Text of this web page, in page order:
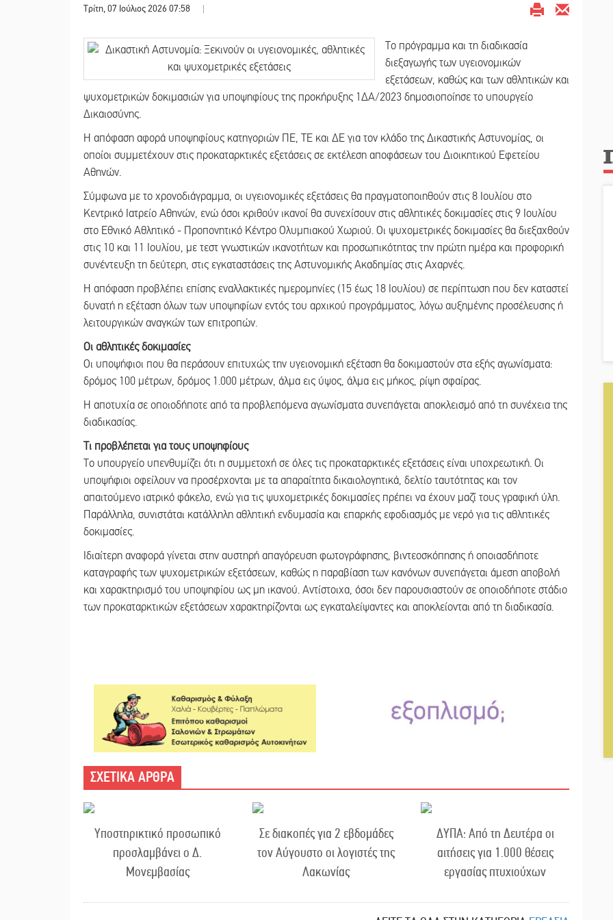
Τρίτη, 07 Ιούλιος 2026 07:58 |
Το πρόγραμμα και τη διαδικασία
διεξαγωγής των υγειονομικών
εξετάσεων, καθώς και των αθλητικών και
ψυχομετρικών δοκιμασιών για υποψηφίους της προκήρυξης 1ΔΑ/2023 δημοσιοποίησε το υπουργείο
Δικαιοσύνης.
Η απόφαση αφορά υποψηφίους κατηγοριών ΠΕ, ΤΕ και ΔΕ για τον κλάδο της Δικαστικής Αστυνομίας, οι
οποίοι συμμετέχουν στις προκαταρκτικές εξετάσεις σε εκτέλεση αποφάσεων του Διοικητικού Εφετείου
Αθηνών.
Σύμφωνα με το χρονοδιάγραμμα, οι υγειονομικές εξετάσεις θα πραγματοποιηθούν στις 8 Ιουλίου στο
Κεντρικό Ιατρείο Αθηνών, ενώ όσοι κριθούν ικανοί θα συνεχίσουν στις αθλητικές δοκιμασίες στις 9 Ιουλίου
στο Εθνικό Αθλητικό - Προπονητικό Κέντρο Ολυμπιακού Χωριού. Οι ψυχομετρικές δοκιμασίες θα διεξαχθούν
στις 10 και 11 Ιουλίου, με τεστ γνωστικών ικανοτήτων και προσωπικότητας την πρώτη ημέρα και προφορική
συνέντευξη τη δεύτερη, στις εγκαταστάσεις της Αστυνομικής Ακαδημίας στις Αχαρνές.
Η απόφαση προβλέπει επίσης εναλλακτικές ημερομηνίες (15 έως 18 Ιουλίου) σε περίπτωση που δεν καταστεί
δυνατή η εξέταση όλων των υποψηφίων εντός του αρχικού προγράμματος, λόγω αυξημένης προσέλευσης ή
λειτουργικών αναγκών των επιτροπών.
Οι αθλητικές δοκιμασίες
Οι υποψήφιοι που θα περάσουν επιτυχώς την υγειονομική εξέταση θα δοκιμαστούν στα εξής αγωνίσματα:
δρόμος 100 μέτρων, δρόμος 1.000 μέτρων, άλμα εις ύψος, άλμα εις μήκος, ρίψη σφαίρας.
Η αποτυχία σε οποιοδήποτε από τα προβλεπόμενα αγωνίσματα συνεπάγεται αποκλεισμό από τη συνέχεια της
διαδικασίας.
Τι προβλέπεται για τους υποψηφίους
Το υπουργείο υπενθυμίζει ότι η συμμετοχή σε όλες τις προκαταρκτικές εξετάσεις είναι υποχρεωτική. Οι
υποψήφιοι οφείλουν να προσέρχονται με τα απαραίτητα δικαιολογητικά, δελτίο ταυτότητας και τον
απαιτούμενο ιατρικό φάκελο, ενώ για τις ψυχομετρικές δοκιμασίες πρέπει να έχουν μαζί τους γραφική ύλη.
Παράλληλα, συνιστάται κατάλληλη αθλητική ενδυμασία και επαρκής εφοδιασμός με νερό για τις αθλητικές
δοκιμασίες.
Ιδιαίτερη αναφορά γίνεται στην αυστηρή απαγόρευση φωτογράφησης, βιντεοσκόπησης ή οποιασδήποτε
καταγραφής των ψυχομετρικών εξετάσεων, καθώς η παραβίαση των κανόνων συνεπάγεται άμεση αποβολή
και χαρακτηρισμό του υποψηφίου ως μη ικανού. Αντίστοιχα, όσοι δεν παρουσιαστούν σε οποιοδήποτε στάδιο
των προκαταρκτικών εξετάσεων χαρακτηρίζονται ως εγκαταλείψαντες και αποκλείονται από τη διαδικασία.
ΣΧΕΤΙΚΑ ΑΡΘΡΑ
Υποστηρικτικό προσωπικό
προσλαμβάνει ο Δ.
Μονεμβασίας
Σε διακοπές για 2 εβδομάδες
τον Αύγουστο οι λογιστές της
Λακωνίας
ΔΥΠΑ: Από τη Δευτέρα οι
αιτήσεις για 1.000 θέσεις
εργασίας πτυχιούχων